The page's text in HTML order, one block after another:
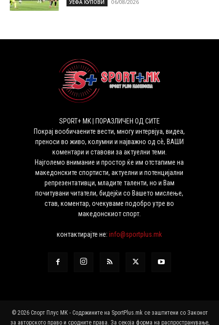
УЕФА КУПОВИ 06/08/2026
SPORT+ MK | ПОРАЗЛИЧЕН ОД СИТЕ
Покрај вообичаените вести, многу интервјуа, видеа,
преноси во живо, колумни и најважно од сѐ, ВАШИ
коментари и ставови за актуелни теми.
Најголемо внимание и простор ќе им отстапиме на
македонските спортисти, актуелни и потенцијални
репрезентативци, младите таленти, но и Вам
почитувани читатели, бидејќи со Вашето мислење,
став, коментар, очекуваме подобро утре во
македонскиот спорт.
контактирајте не:info@sportplus.mk
© 2026 Спорт Плус МК - Содржините на SportPlus.mk се заштитени со Законот
за авторското право и сродните права. За секоја форма на распространување,